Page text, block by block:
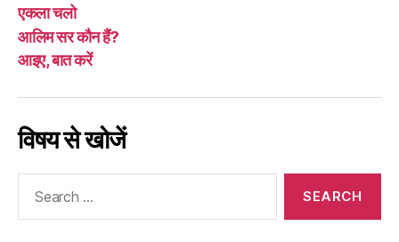
एकला चलो
आलिम सर कौन हैं?
आइए, बात करें
विषय से खोजें